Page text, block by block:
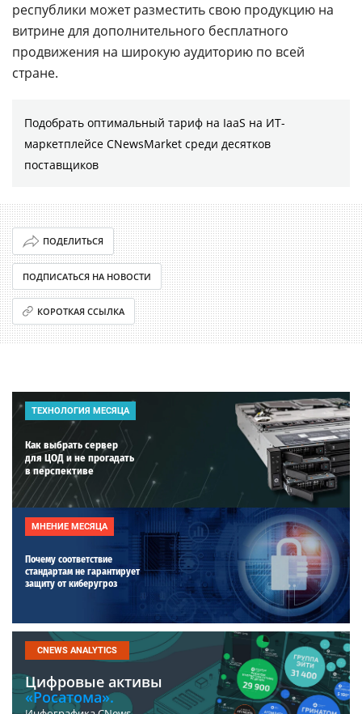
республики может разместить свою продукцию на
витрине для дополнительного бесплатного
продвижения на широкую аудиторию по всей
стране.
Подобрать оптимальный тариф на IaaS на ИТ-
маркетплейсе CNewsMarket среди десятков
поставщиков
ПОДЕЛИТЬСЯ
ПОДПИСАТЬСЯ НА НОВОСТИ
КОРОТКАЯ ССЫЛКА
ТЕХНОЛОГИЯ МЕСЯЦА
Как выбрать сервер
для ЦОД и не прогадать
в перспективе
МНЕНИЕ МЕСЯЦА
Почему соответствие
стандартам не гарантирует
защиту от киберугроз
CNEWS ANALYTICS
Цифровые активы
«Росатома».